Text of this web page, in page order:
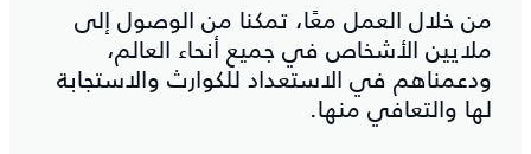
من خلال العمل معًا، تمكنا من الوصول إلى
ملايين الأشخاص في جميع أنحاء العالم،
ودعمناهم في الاستعداد للكوارث والاستجابة
لها والتعافي منها.